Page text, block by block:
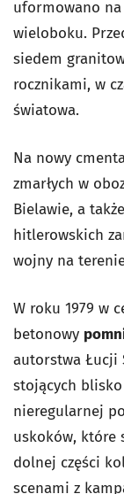
uformowano na
wieloboku.
siedem
rocznikami, w
światowa.
Na nowy
zmarłych w
Bielawie, a
hitlerowskich
wojny na
W roku 1979 w
betonowy
autorstwa Łucji
stojących
nieregularnej
uskoków, które
dolnej części
scenami z